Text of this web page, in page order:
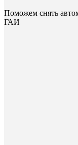
Поможем снять
ГАИ